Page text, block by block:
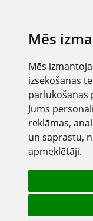
Mēs
Mēs
izsekošanas
pārlūkošanas
Jums
reklāmas,
un saprastu,
apmeklētāji.